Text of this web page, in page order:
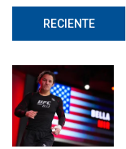
RECIENTE